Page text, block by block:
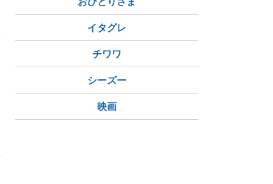
イタグレ
チワワ
シーズー
映画